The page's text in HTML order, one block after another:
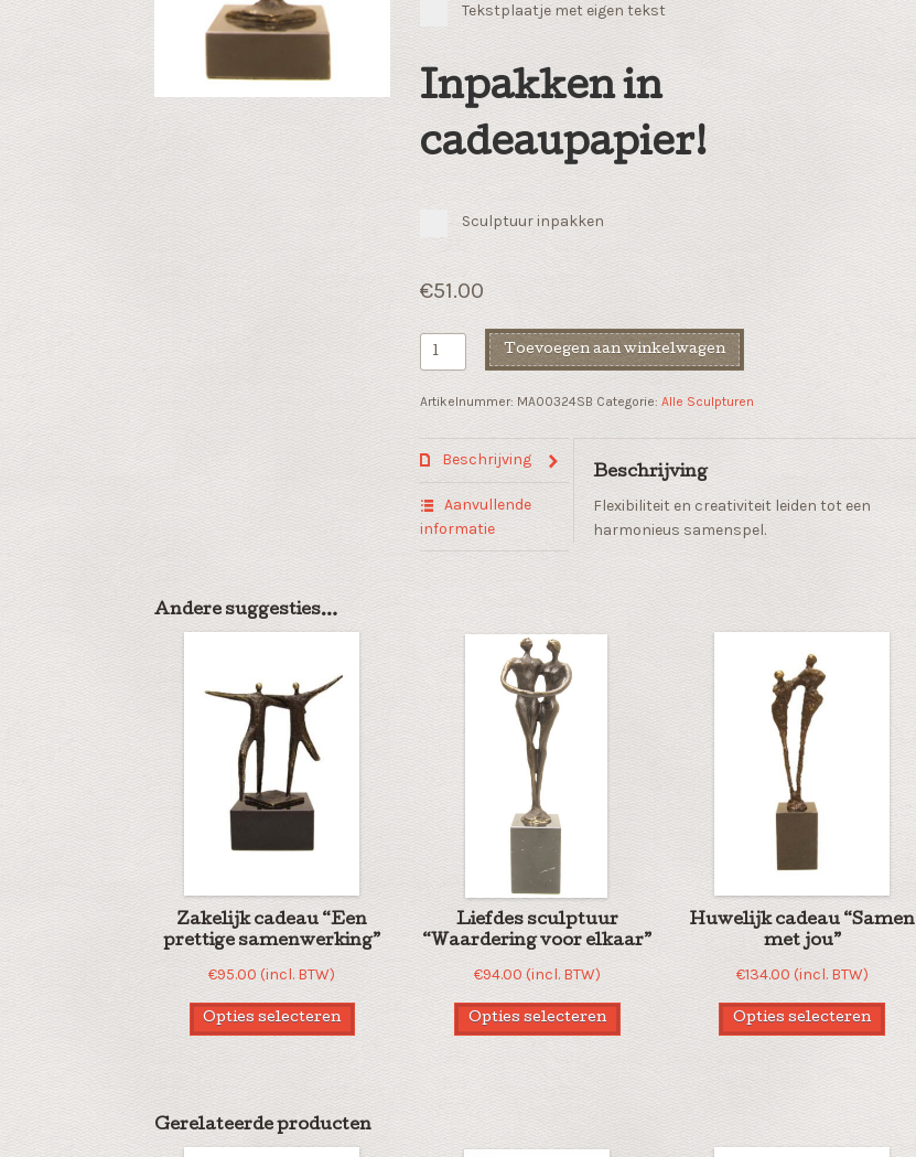
Tekstplaatje met eigen tekst
Inpakken in
cadeaupapier!
Sculptuur inpakken
€51.00
Liefdes
beeldje
aanvoelen"
aantal
Toevoegen aan winkelwagen
Artikelnummer: MA00324SB Categorie: Alle Sculpturen
Beschrijving
Aanvullende
informatie
Beschrijving
Flexibiliteit en creativiteit leiden tot een
harmonieus samenspel.
Andere suggesties…
Zakelijk cadeau “Een
prettige samenwerking”
€95.00 (incl. BTW)
Opties selecteren
Liefdes sculptuur
“Waardering voor elkaar”
€94.00 (incl. BTW)
Opties selecteren
Huwelijk cadeau “Samen
met jou”
€134.00(incl. BTW)
Opties selecteren
Gerelateerde producten